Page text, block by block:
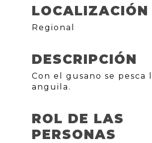
LOCALIZACIÓN
Regional
DESCRIPCIÓN
Con el gusano se pesca
anguila.
ROL DE LAS
PERSONAS